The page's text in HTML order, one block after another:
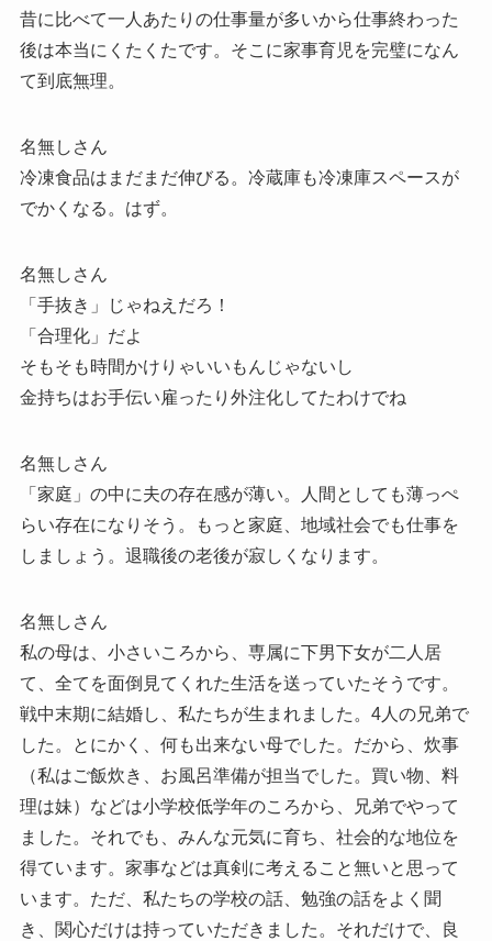
昔に比べて一人あたりの仕事量が多いから仕事終わった
後は本当にくたくたです。そこに家事育児を完璧になん
て到底無理。
名無しさん
冷凍食品はまだまだ伸びる。冷蔵庫も冷凍庫スペースが
でかくなる。はず。
名無しさん
「手抜き」じゃねえだろ！
「合理化」だよ
そもそも時間かけりゃいいもんじゃないし
金持ちはお手伝い雇ったり外注化してたわけでね
名無しさん
「家庭」の中に夫の存在感が薄い。人間としても薄っぺ
らい存在になりそう。もっと家庭、地域社会でも仕事を
しましょう。退職後の老後が寂しくなります。
名無しさん
私の母は、小さいころから、専属に下男下女が二人居
て、全てを面倒見てくれた生活を送っていたそうです。
戦中末期に結婚し、私たちが生まれました。4人の兄弟で
した。とにかく、何も出来ない母でした。だから、炊事
（私はご飯炊き、お風呂準備が担当でした。買い物、料
理は妹）などは小学校低学年のころから、兄弟でやって
ました。それでも、みんな元気に育ち、社会的な地位を
得ています。家事などは真剣に考えること無いと思って
います。ただ、私たちの学校の話、勉強の話をよく聞
き、関心だけは持っていただきました。それだけで、良